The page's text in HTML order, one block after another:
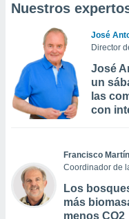
Nuestros
José
Director
José
un
las
con
Francisco
Coordinador de
Los
más
menos CO2